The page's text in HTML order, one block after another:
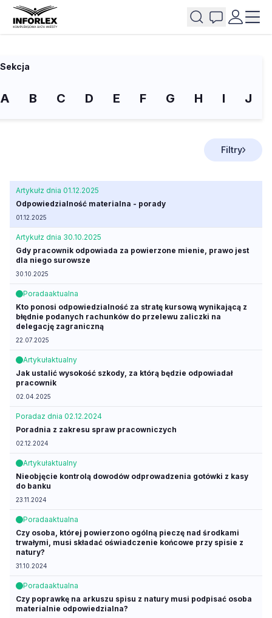
Sekcja
A B C D E F G H I J
Filtry
Artykułz dnia 01.12.2025
Odpowiedzialność materialna - porady
01.12.2025
Artykułz dnia 30.10.2025
Gdy pracownik odpowiada za powierzone mienie, prawo jest
dla niego surowsze
30.10.2025
Poradaaktualna
Kto ponosi odpowiedzialność za stratę kursową wynikającą z
błędnie podanych rachunków do przelewu zaliczki na
delegację zagraniczną
22.07.2025
Artykułaktualny
Jak ustalić wysokość szkody, za którą będzie odpowiadał
pracownik
02.04.2025
Poradaz dnia 02.12.2024
Poradnia z zakresu spraw pracowniczych
02.12.2024
Artykułaktualny
Nieobjęcie kontrolą dowodów odprowadzenia gotówki z kasy
do banku
23.11.2024
Poradaaktualna
Czy osoba, której powierzono ogólną pieczę nad środkami
trwałymi, musi składać oświadczenie końcowe przy spisie z
natury?
31.10.2024
Poradaaktualna
Czy poprawkę na arkuszu spisu z natury musi podpisać osoba
materialnie odpowiedzialna?